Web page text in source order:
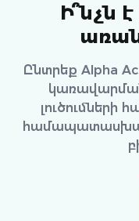
Ի՞նչն
Ընտրեք Alpha
լուծումների